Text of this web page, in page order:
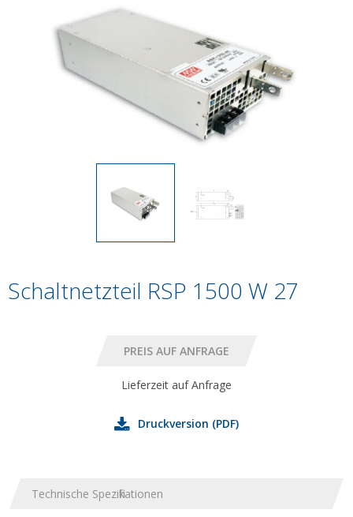
Schaltnetzteil RSP 1500 W 27
Lieferzeit auf Anfrage
Druckversion (PDF)
Technische Spezifikationen